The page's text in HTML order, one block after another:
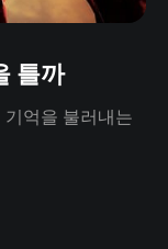
틀까
억을 불러내는